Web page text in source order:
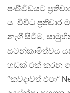
පණිවිඩයට
ය. විවිධ
නැගී සිටීම,
සටන්කාමිත්වය
හඬක් එක් කරන
“කවදාවත් එපා“